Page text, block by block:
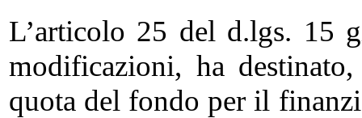
L’articolo 25 del d.lgs. 15
modificazioni, ha
quota del fondo per il